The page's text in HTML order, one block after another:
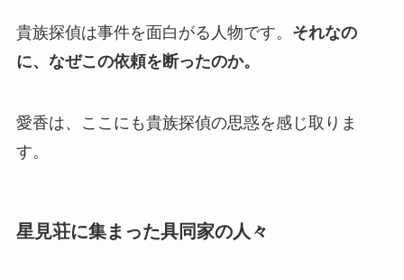
貴族探偵は事件を面白がる人物です。 それなの
に、なぜこの依頼を断ったのか。
愛香は、ここにも貴族探偵の思惑を感じ取りま
す。
星見荘に集まった具同家の人々